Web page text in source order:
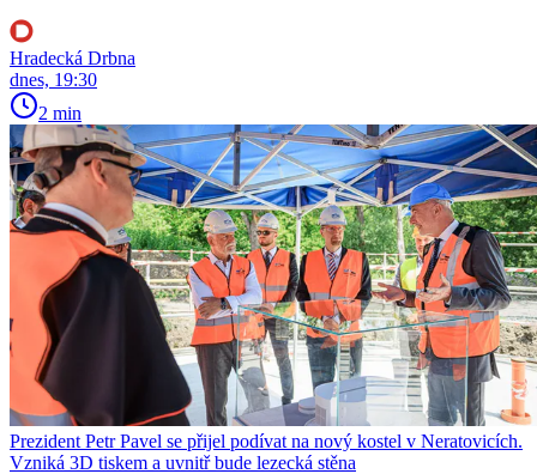
Hradecká Drbna
dnes, 19:30
2 min
Prezident Petr Pavel se přijel podívat na nový kostel v Neratovicích.
Vzniká 3D tiskem a uvnitř bude lezecká stěna